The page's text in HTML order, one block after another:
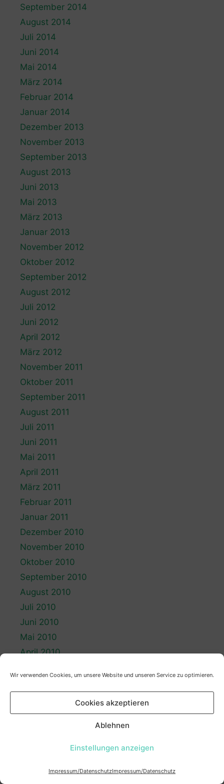
Wir verwenden Cookies, um unsere Website und unseren Service zu optimieren.
Cookies akzeptieren
Ablehnen
Einstellungen anzeigen
Impressum/DatenschutzImpressum/Datenschutz
September 2014
August 2014
Juli 2014
Juni 2014
Mai 2014
März 2014
Februar 2014
Januar 2014
Dezember 2013
November 2013
September 2013
August 2013
Juni 2013
Mai 2013
März 2013
Januar 2013
November 2012
Oktober 2012
September 2012
August 2012
Juli 2012
Juni 2012
April 2012
März 2012
November 2011
Oktober 2011
September 2011
August 2011
Juli 2011
Juni 2011
Mai 2011
April 2011
März 2011
Februar 2011
Januar 2011
Dezember 2010
November 2010
Oktober 2010
September 2010
August 2010
Juli 2010
Juni 2010
Mai 2010
April 2010
Dezember 2009
Oktober 2009
August 2009